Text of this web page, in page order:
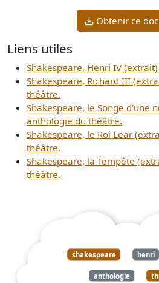
Obtenir ce
Liens utiles
Shakespeare, Henri IV
Shakespeare, Richard III
théâtre.
Shakespeare, le Songe d'une
anthologie du théâtre.
Shakespeare, le Roi Lear
théâtre.
Shakespeare, la Tempête
théâtre.
shakespeare henri
anthologie